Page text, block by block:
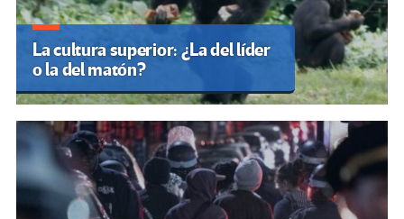
La cultura superior: ¿La del líder
o la del matón?